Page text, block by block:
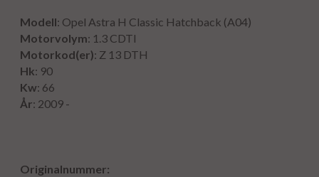
Modell: Opel Astra H Classic Hatchback (A04)
Motorvolym: 1.3 CDTI
Motorkod(er): Z 13 DTH
Hk: 90
Kw: 66
År: 2009 -
Originalnummer: